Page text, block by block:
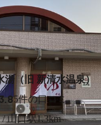
湯（旧 新清水温泉）
5件の口コミ
山口駅1.3km